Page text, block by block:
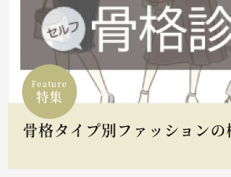
Feature
特集
骨格タイプ別ファッションの